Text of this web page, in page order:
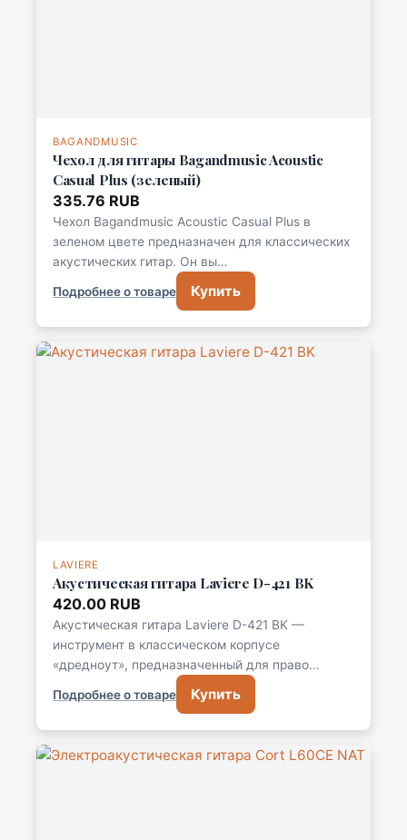
BAGANDMUSIC
Чехол для гитары Bagandmusic Acoustic
Casual Plus (зеленый)
335.76 RUB
Чехол Bagandmusic Acoustic Casual Plus в
зеленом цвете предназначен для классических
акустических гитар. Он вы…
Подробнее о товаре Купить
LAVIERE
Акустическая гитара Laviere D-421 BK
420.00 RUB
Акустическая гитара Laviere D-421 BK —
инструмент в классическом корпусе
«дредноут», предназначенный для право…
Подробнее о товаре Купить